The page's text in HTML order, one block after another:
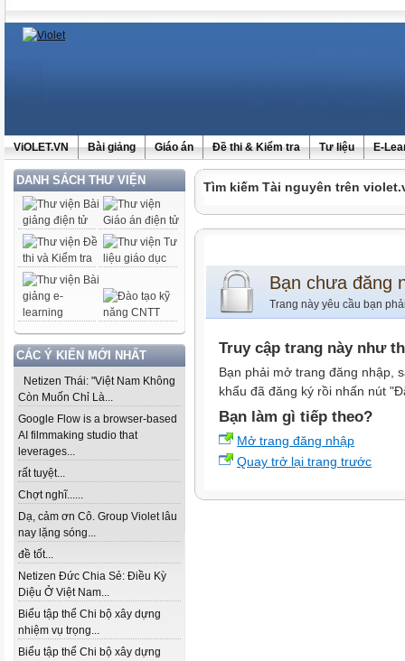
ViOLET.VN Bài giảng Giáo án Đề thi & Kiểm tra Tư liệu E-
DANH SÁCH THƯ VIỆN
CÁC Ý KIẾN MỚI NHẤT
Netizen Thái: "Việt Nam Không
Còn Muốn Chỉ Là...
Google Flow is a browser-based
AI filmmaking studio that
leverages...
rất tuyệt...
Chợt nghĩ......
Dạ, cảm ơn Cô. Group Violet lâu
nay lặng sóng...
đề tốt...
Netizen Đức Chia Sẻ: Điều Kỳ
Diệu Ở Việt Nam...
Biểu tập thể Chi bộ xây dựng
nhiệm vụ trọng...
Biểu tập thể Chi bộ xây dựng
Tìm kiếm Tài nguyên trên
Bạn chưa đăng
Trang này yêu cầu bạn
Truy cập trang này như
Bạn phải mở trang đăng nhập,
khẩu đã đăng ký rồi nhấn nút
Bạn làm gì tiếp theo?
Mở trang đăng nhập
Quay trở lại trang trước